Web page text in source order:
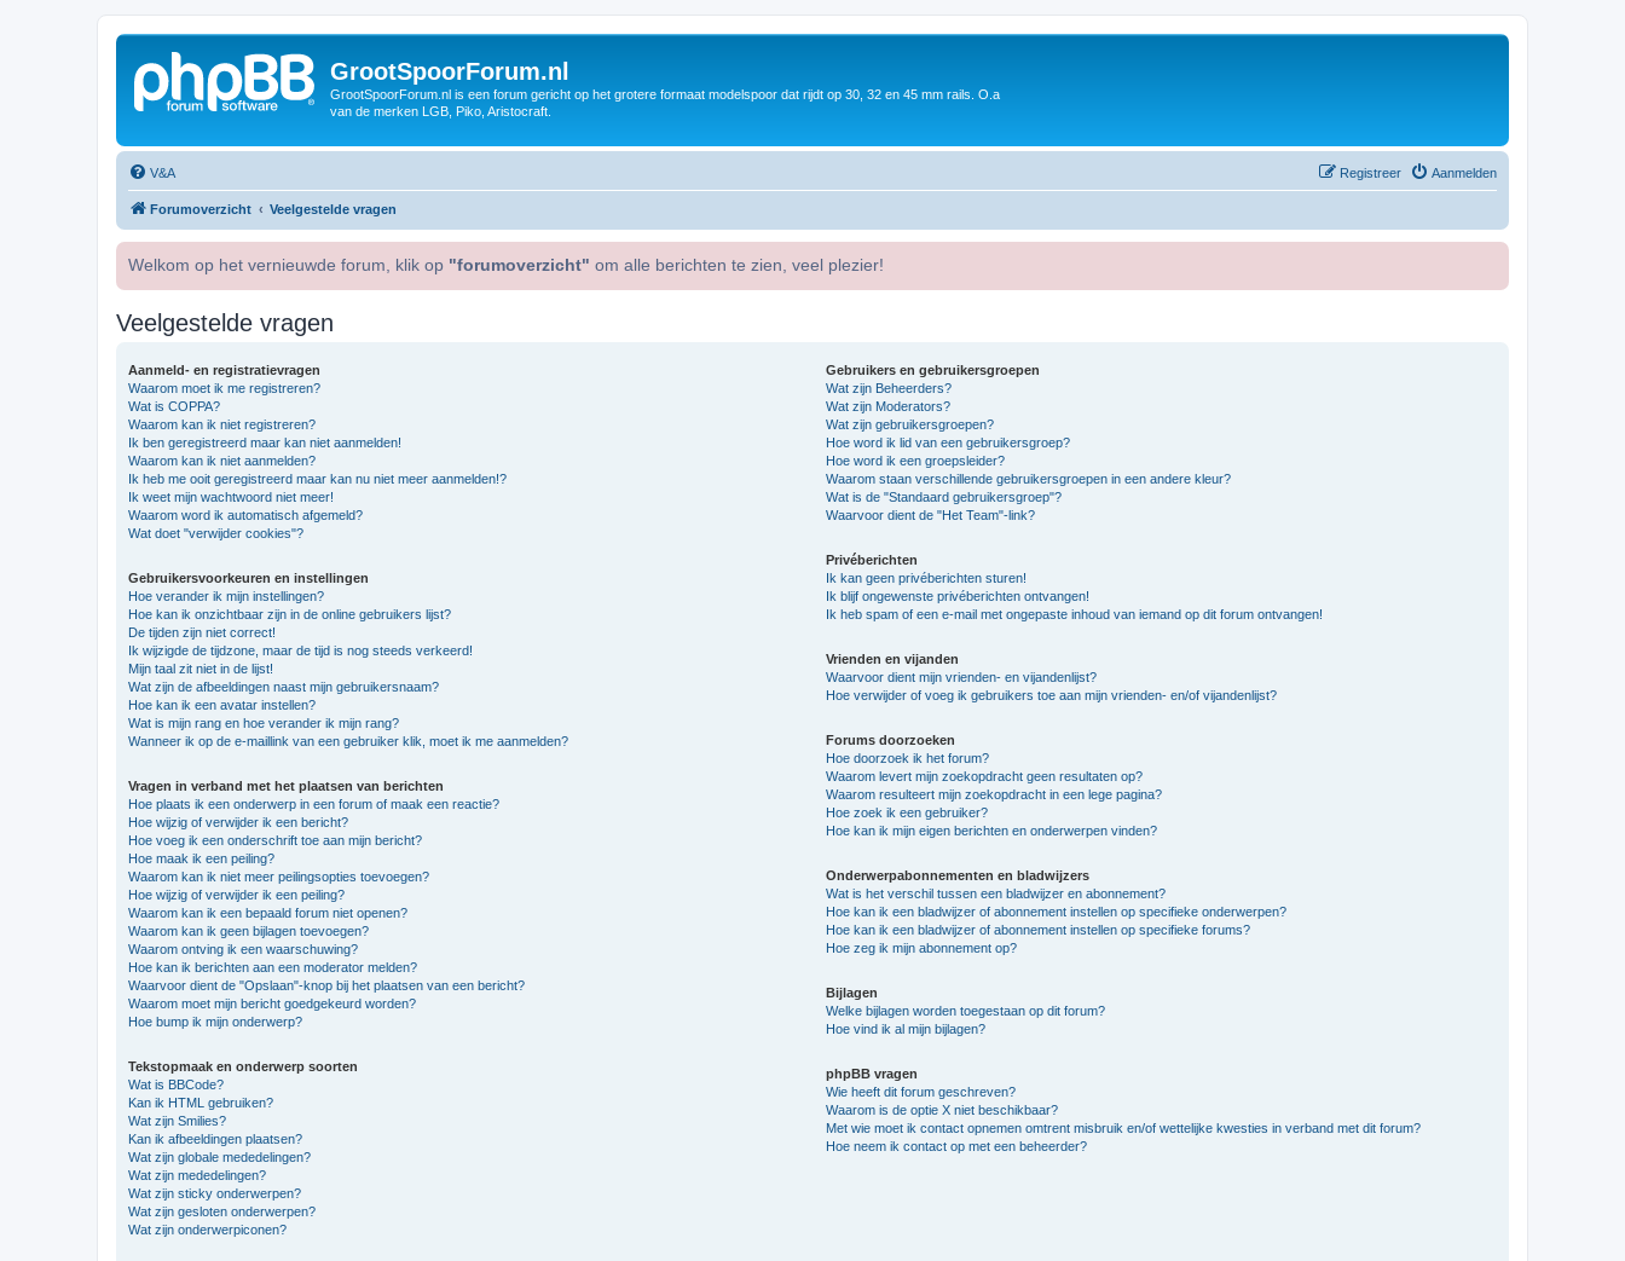
GrootSpoorForum.nl
GrootSpoorForum.nl is een forum gericht op het grotere formaat modelspoor dat rijdt op 30, 32 en 45 mm rails. O.a
van de merken LGB, Piko, Aristocraft.
V&A Aanmelden
Registreer
Forumoverzicht Veelgestelde vragen
Welkom op het vernieuwde forum, klik op "forumoverzicht" om alle berichten te zien, veel plezier!
Veelgestelde vragen
Aanmeld- en registratievragen
Waarom moet ik me registreren?
Wat is COPPA?
Waarom kan ik niet registreren?
Ik ben geregistreerd maar kan niet aanmelden!
Waarom kan ik niet aanmelden?
Ik heb me ooit geregistreerd maar kan nu niet meer aanmelden!?
Ik weet mijn wachtwoord niet meer!
Waarom word ik automatisch afgemeld?
Wat doet "verwijder cookies"?
Gebruikersvoorkeuren en instellingen
Hoe verander ik mijn instellingen?
Hoe kan ik onzichtbaar zijn in de online gebruikers lijst?
De tijden zijn niet correct!
Ik wijzigde de tijdzone, maar de tijd is nog steeds verkeerd!
Mijn taal zit niet in de lijst!
Wat zijn de afbeeldingen naast mijn gebruikersnaam?
Hoe kan ik een avatar instellen?
Wat is mijn rang en hoe verander ik mijn rang?
Wanneer ik op de e-maillink van een gebruiker klik, moet ik me aanmelden?
Vragen in verband met het plaatsen van berichten
Hoe plaats ik een onderwerp in een forum of maak een reactie?
Hoe wijzig of verwijder ik een bericht?
Hoe voeg ik een onderschrift toe aan mijn bericht?
Hoe maak ik een peiling?
Waarom kan ik niet meer peilingsopties toevoegen?
Hoe wijzig of verwijder ik een peiling?
Waarom kan ik een bepaald forum niet openen?
Waarom kan ik geen bijlagen toevoegen?
Waarom ontving ik een waarschuwing?
Hoe kan ik berichten aan een moderator melden?
Waarvoor dient de "Opslaan"-knop bij het plaatsen van een bericht?
Waarom moet mijn bericht goedgekeurd worden?
Hoe bump ik mijn onderwerp?
Tekstopmaak en onderwerp soorten
Wat is BBCode?
Kan ik HTML gebruiken?
Wat zijn Smilies?
Kan ik afbeeldingen plaatsen?
Wat zijn globale mededelingen?
Wat zijn mededelingen?
Wat zijn sticky onderwerpen?
Wat zijn gesloten onderwerpen?
Wat zijn onderwerpiconen?
Gebruikers en gebruikersgroepen
Wat zijn Beheerders?
Wat zijn Moderators?
Wat zijn gebruikersgroepen?
Hoe word ik lid van een gebruikersgroep?
Hoe word ik een groepsleider?
Waarom staan verschillende gebruikersgroepen in een andere kleur?
Wat is de "Standaard gebruikersgroep"?
Waarvoor dient de "Het Team"-link?
Privéberichten
Ik kan geen privéberichten sturen!
Ik blijf ongewenste privéberichten ontvangen!
Ik heb spam of een e-mail met ongepaste inhoud van iemand op dit forum ontvangen!
Vrienden en vijanden
Waarvoor dient mijn vrienden- en vijandenlijst?
Hoe verwijder of voeg ik gebruikers toe aan mijn vrienden- en/of vijandenlijst?
Forums doorzoeken
Hoe doorzoek ik het forum?
Waarom levert mijn zoekopdracht geen resultaten op?
Waarom resulteert mijn zoekopdracht in een lege pagina?
Hoe zoek ik een gebruiker?
Hoe kan ik mijn eigen berichten en onderwerpen vinden?
Onderwerpabonnementen en bladwijzers
Wat is het verschil tussen een bladwijzer en abonnement?
Hoe kan ik een bladwijzer of abonnement instellen op specifieke onderwerpen?
Hoe kan ik een bladwijzer of abonnement instellen op specifieke forums?
Hoe zeg ik mijn abonnement op?
Bijlagen
Welke bijlagen worden toegestaan op dit forum?
Hoe vind ik al mijn bijlagen?
phpBB vragen
Wie heeft dit forum geschreven?
Waarom is de optie X niet beschikbaar?
Met wie moet ik contact opnemen omtrent misbruik en/of wettelijke kwesties in verband met dit forum?
Hoe neem ik contact op met een beheerder?